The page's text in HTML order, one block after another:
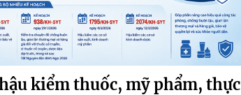
kiểm thuốc, mỹ phẩm, thực